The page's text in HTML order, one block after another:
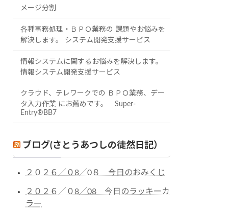
メージ分割
各種事務処理・ＢＰＯ業務の 課題やお悩みを
解決します。 システム開発支援サービス
情報システムに関するお悩みを解決します。
情報システム開発支援サービス
クラウド、テレワークでの ＢＰＯ業務、デー
タ入力作業 にお薦めです。 Super-
Entry®BB7
ブログ(さとうあつしの徒然日記）
２０２６／０8／0８ 今日のおみくじ
２０２６／０8／08 今日のラッキーカ
ラー